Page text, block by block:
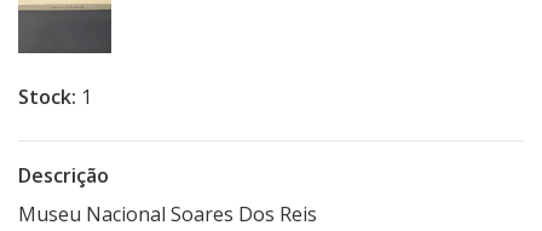
Stock: 1
Descrição
Museu Nacional Soares Dos Reis